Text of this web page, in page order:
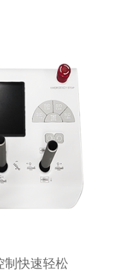
制快速轻松